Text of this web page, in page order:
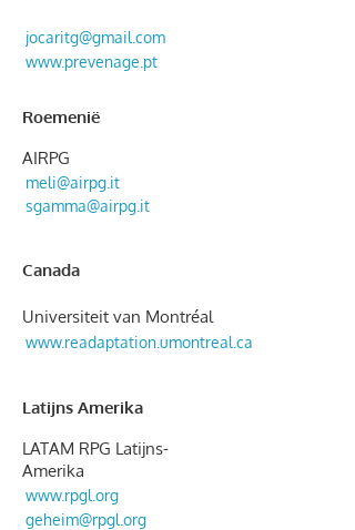
jocaritg@gmail.com
www.prevenage.pt
Roemenië
AIRPG
meli@airpg.it
sgamma@airpg.it
Canada
Universiteit van Montréal
www.readaptation.umontreal.ca
Latijns Amerika
LATAM RPG Latijns-
Amerika
www.rpgl.org
geheim@rpgl.org